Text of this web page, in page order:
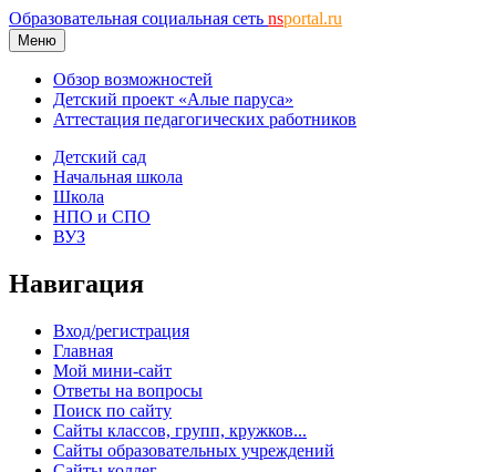
Образовательная социальная сеть nsportal.ru
Меню
Обзор возможностей
Детский проект «Алые паруса»
Аттестация педагогических работников
Детский сад
Начальная школа
Школа
НПО и СПО
ВУЗ
Навигация
Вход/регистрация
Главная
Мой мини-сайт
Ответы на вопросы
Поиск по сайту
Сайты классов, групп, кружков...
Сайты образовательных учреждений